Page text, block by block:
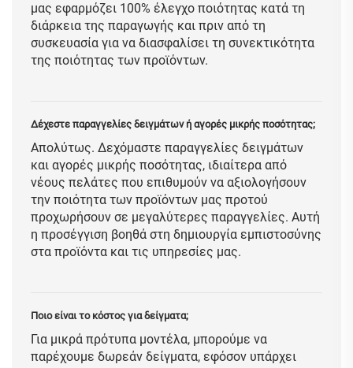
μας εφαρμόζει 100% έλεγχο ποιότητας κατά τη
διάρκεια της παραγωγής και πριν από τη
συσκευασία για να διασφαλίσει τη συνεκτικότητα
της ποιότητας των προϊόντων.
Δέχεστε παραγγελίες δειγμάτων ή αγορές μικρής ποσότητας;
Απολύτως. Δεχόμαστε παραγγελίες δειγμάτων
και αγορές μικρής ποσότητας, ιδιαίτερα από
νέους πελάτες που επιθυμούν να αξιολογήσουν
την ποιότητα των προϊόντων μας προτού
προχωρήσουν σε μεγαλύτερες παραγγελίες. Αυτή
η προσέγγιση βοηθά στη δημιουργία εμπιστοσύνης
στα προϊόντα και τις υπηρεσίες μας.
Ποιο είναι το κόστος για δείγματα;
Για μικρά πρότυπα μοντέλα, μπορούμε να
παρέχουμε δωρεάν δείγματα, εφόσον υπάρχει